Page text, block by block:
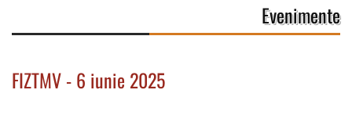
Evenimente
FIZTMV - 6 iunie 2025